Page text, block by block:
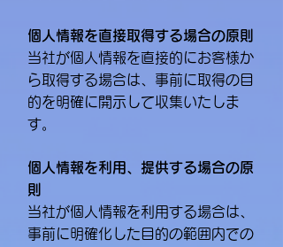
個人情報を直接取得する場合の原則
当社が個人情報を直接的にお客様か
ら取得する場合は、事前に取得の目
的を明確に開示して収集いたしま
す。
個人情報を利用、提供する場合の原
則
当社が個人情報を利用する場合は、
事前に明確化した目的の範囲内での